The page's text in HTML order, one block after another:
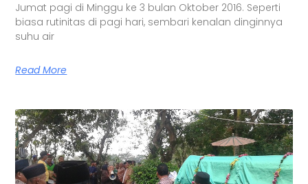
Jumat pagi di Minggu ke 3 bulan Oktober 2016. Seperti
biasa rutinitas di pagi hari, sembari kenalan dinginnya
suhu air
Read More